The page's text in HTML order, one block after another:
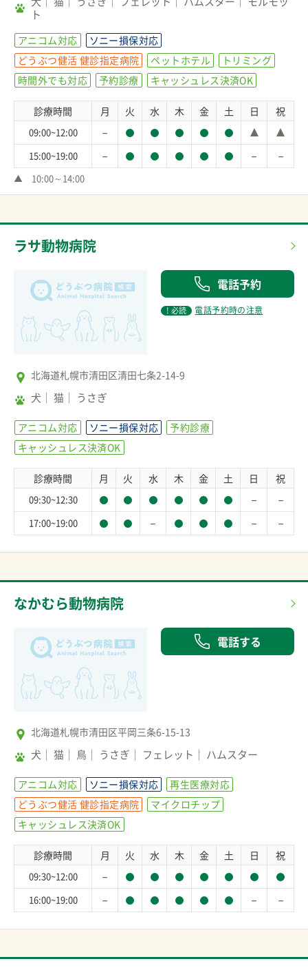
ト
アニコム対応
ソニー損保対応
どうぶつ健活 健診指定病院
ペットホテル
トリミング
時間外でも対応
予約診療 キャッシュレス決済OK
診療時間 月 火 水 木 金 土 日 祝
09:00~12:00 －
15:00~19:00 － － －
▲　10:00～14:00
ラサ動物病院
電話予約
! 必読 電話予約時の注意
北海道札幌市清田区清田七条2-14-9
犬 猫 うさぎ
アニコム対応 ソニー損保対応
予約診療
キャッシュレス決済OK
診療時間 月 火 水 木 金 土 日 祝
09:30~12:30 － －
17:00~19:00 － － －
なかむら動物病院
電話する
北海道札幌市清田区平岡三条6-15-13
犬 猫 鳥 うさぎ フェレット ハムスター
アニコム対応 ソニー損保対応
再生医療対応
どうぶつ健活 健診指定病院
マイクロチップ
キャッシュレス決済OK
診療時間 月 火 水 木 金 土 日 祝
09:30~12:00 －
16:00~19:00 － － －